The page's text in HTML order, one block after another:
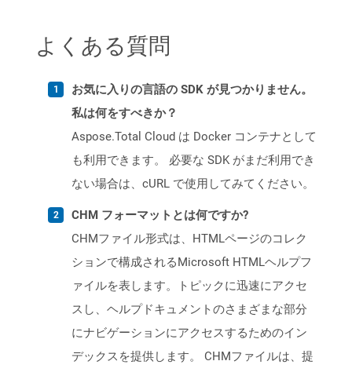
よくある質問
お気に入りの言語の SDK が見つかりません。
私は何をすべきか？
Aspose.Total Cloud は Docker コンテナとして
も利用できます。 必要な SDK がまだ利用でき
ない場合は、cURL で使用してみてください。
CHM フォーマットとは何ですか?
CHMファイル形式は、HTMLページのコレク
ションで構成されるMicrosoft HTMLヘルプフ
ァイルを表します。トピックに迅速にアクセ
スし、ヘルプドキュメントのさまざまな部分
にナビゲーションにアクセスするためのイン
デックスを提供します。 CHMファイルは、提